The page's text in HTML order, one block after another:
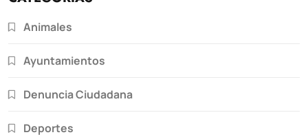
Animales
Ayuntamientos
Denuncia Ciudadana
Deportes